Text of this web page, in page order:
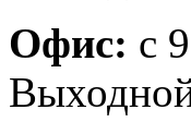
Офис: с